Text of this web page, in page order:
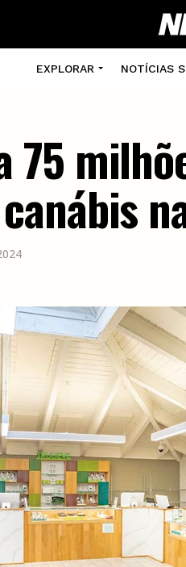
EXPLORAR NOTÍCIAS
75